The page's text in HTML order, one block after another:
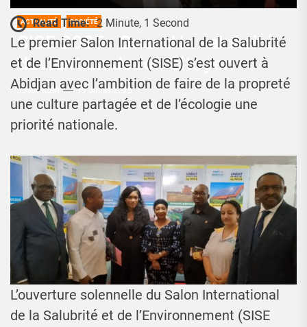
ACTUALITÉ SOCIÉTÉ
SISE 2025 : Quand la salubrité
devient un devoir citoyen
Josué Koffi 19 Juillet 2025
Read Time: 2 Minute, 1 Second
Le premier Salon International de la Salubrité
et de l’Environnement (SISE) s’est ouvert à
Abidjan avec l’ambition de faire de la propreté
une culture partagée et de l’écologie une
priorité nationale.
L’ouverture solennelle du Salon International
de la Salubrité et de l’Environnement (SISE